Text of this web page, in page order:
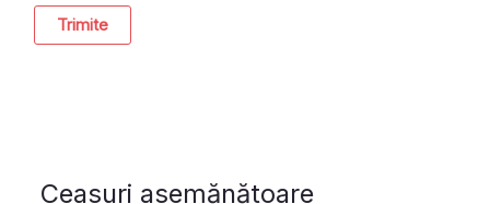
Trimite
Ceasuri asemănătoare